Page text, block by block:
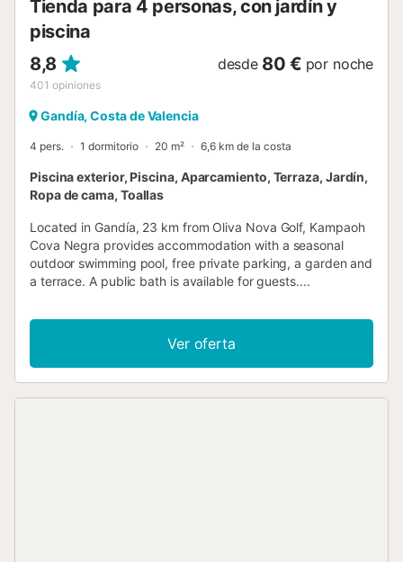
Tienda para 4 personas, con jardín y
piscina
8,8
401 opiniones
desde 80 € por noche
Gandía, Costa de Valencia
4 pers. 1 dormitorio 20 m² 6,6 km de la costa
Piscina exterior, Piscina, Aparcamiento, Terraza, Jardín,
Ropa de cama, Toallas
Located in Gandía, 23 km from Oliva Nova Golf, Kampaoh
Cova Negra provides accommodation with a seasonal
outdoor swimming pool, free private parking, a garden and
a terrace. A public bath is available for guests....
Ver oferta